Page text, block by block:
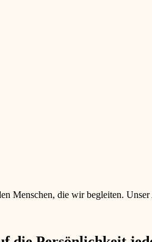
Menschen, die wir begleiten.